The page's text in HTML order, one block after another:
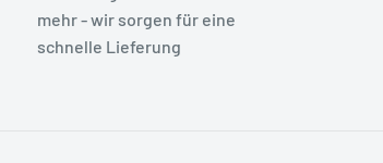
mehr - wir sorgen für eine
schnelle Lieferung